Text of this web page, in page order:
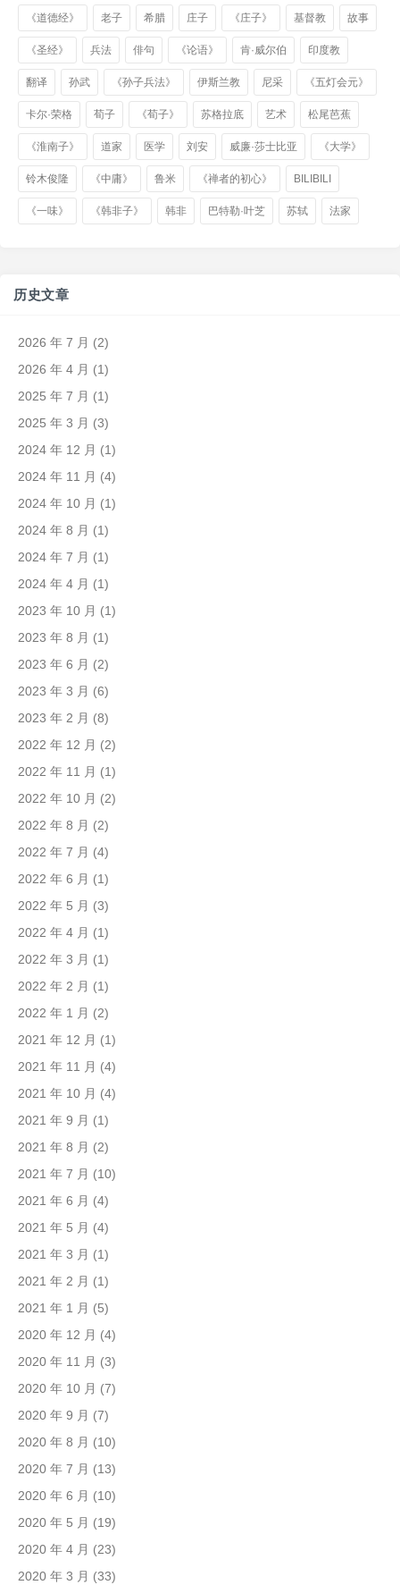
《道德经》 老子 希腊 庄子 《庄子》 基督教 故事
《圣经》 兵法 俳句 《论语》 肯·威尔伯 印度教
翻译 孙武 《孙子兵法》 伊斯兰教 尼采 《五灯会元》
卡尔·荣格 荀子 《荀子》 苏格拉底 艺术 松尾芭蕉
《淮南子》 道家 医学 刘安 威廉·莎士比亚 《大学》
铃木俊隆 《中庸》 鲁米 《禅者的初心》 BILIBILI
《一味》 《韩非子》 韩非 巴特勒·叶芝 苏轼 法家
历史文章
2026 年 7 月 (2)
2026 年 4 月 (1)
2025 年 7 月 (1)
2025 年 3 月 (3)
2024 年 12 月 (1)
2024 年 11 月 (4)
2024 年 10 月 (1)
2024 年 8 月 (1)
2024 年 7 月 (1)
2024 年 4 月 (1)
2023 年 10 月 (1)
2023 年 8 月 (1)
2023 年 6 月 (2)
2023 年 3 月 (6)
2023 年 2 月 (8)
2022 年 12 月 (2)
2022 年 11 月 (1)
2022 年 10 月 (2)
2022 年 8 月 (2)
2022 年 7 月 (4)
2022 年 6 月 (1)
2022 年 5 月 (3)
2022 年 4 月 (1)
2022 年 3 月 (1)
2022 年 2 月 (1)
2022 年 1 月 (2)
2021 年 12 月 (1)
2021 年 11 月 (4)
2021 年 10 月 (4)
2021 年 9 月 (1)
2021 年 8 月 (2)
2021 年 7 月 (10)
2021 年 6 月 (4)
2021 年 5 月 (4)
2021 年 3 月 (1)
2021 年 2 月 (1)
2021 年 1 月 (5)
2020 年 12 月 (4)
2020 年 11 月 (3)
2020 年 10 月 (7)
2020 年 9 月 (7)
2020 年 8 月 (10)
2020 年 7 月 (13)
2020 年 6 月 (10)
2020 年 5 月 (19)
2020 年 4 月 (23)
2020 年 3 月 (33)